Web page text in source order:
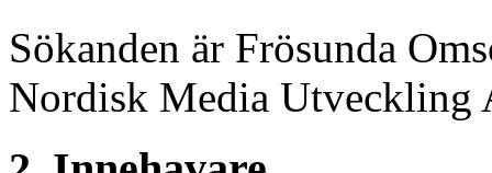
Sökanden är Frösunda
Nordisk Media Utveckling